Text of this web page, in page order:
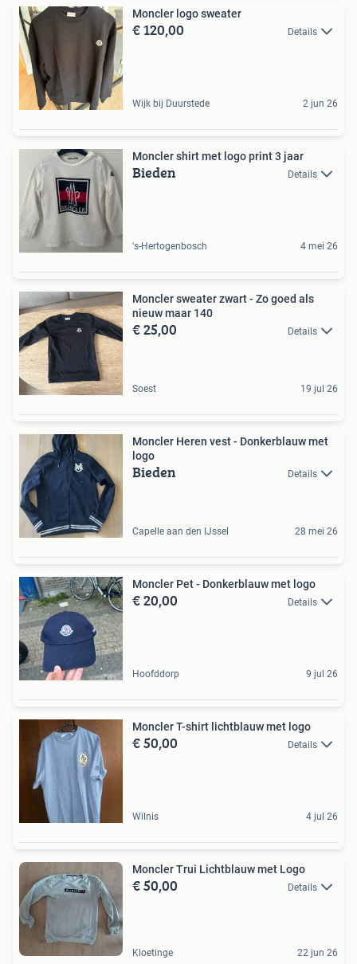
Moncler logo sweater
€ 120,00 Details
Wijk bij Duurstede 2 jun 26
Moncler shirt met logo print 3 jaar
Bieden Details
's-Hertogenbosch 4 mei 26
Moncler sweater zwart - Zo goed als
nieuw maar 140
€ 25,00 Details
Soest 19 jul 26
Moncler Heren vest - Donkerblauw met
logo
Bieden Details
Capelle aan den IJssel 28 mei 26
Moncler Pet - Donkerblauw met logo
€ 20,00 Details
Hoofddorp 9 jul 26
Moncler T-shirt lichtblauw met logo
€ 50,00 Details
Wilnis 4 jul 26
Moncler Trui Lichtblauw met Logo
€ 50,00 Details
Kloetinge 22 jun 26